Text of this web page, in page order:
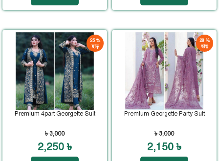
25 %
ছাড়
Premium 4part Georgette Suit
৳ 3,000
2,250 ৳
28 %
ছাড়
Premium Georgette Party Suit
৳ 3,000
2,150 ৳